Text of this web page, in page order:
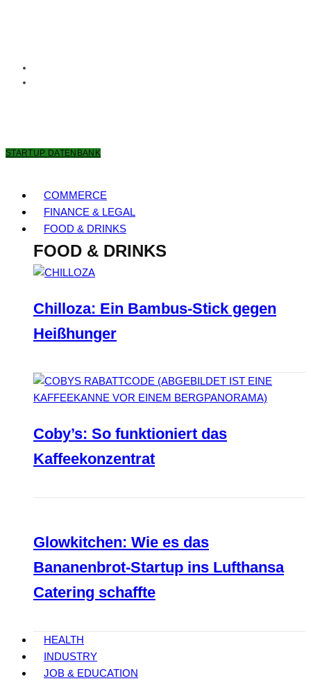
STARTUP DATENBANK
COMMERCE
FINANCE & LEGAL
FOOD & DRINKS
FOOD & DRINKS
Chilloza: Ein Bambus-Stick gegen
Heißhunger
Coby’s: So funktioniert das
Kaffeekonzentrat
Glowkitchen: Wie es das
Bananenbrot-Startup ins Lufthansa
Catering schaffte
HEALTH
INDUSTRY
JOB & EDUCATION